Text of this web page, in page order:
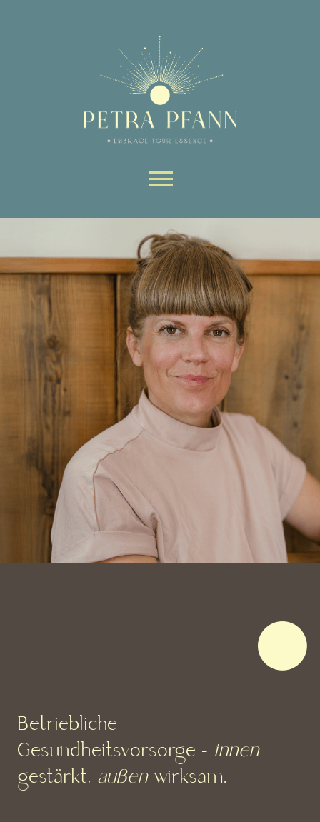
Skip to content
Betriebliche
Gesundheitsvorsorge – innen
gestärkt, außenwirksam.
der Website nicht genutzt werden.
Always active
SAVE